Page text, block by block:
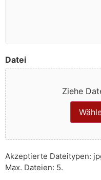
Datei
Ziehe
Akzeptierte Dateitypen:
Max. Dateien: 5.